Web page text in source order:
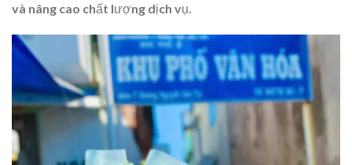
và nâng cao chất lượng dịch vụ.